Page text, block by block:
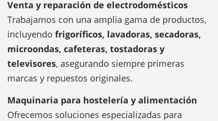
Venta y reparación de electrodomésticos
Trabajamos con una amplia gama de productos,
incluyendo frigoríficos, lavadoras, secadoras,
microondas, cafeteras, tostadoras y
televisores, asegurando siempre primeras
marcas y repuestos originales.
Maquinaria para hostelería y alimentación
Ofrecemos soluciones especializadas para